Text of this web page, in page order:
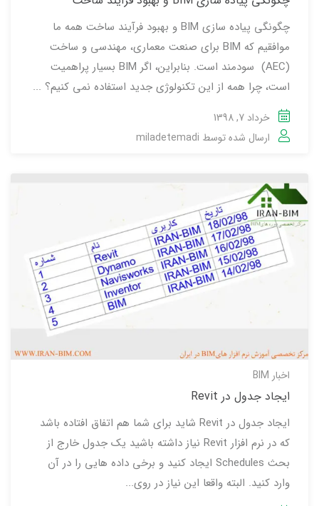
چگونگی پیاده سازی BIM و بهبود فرآیند ساخت همه ما
موافقیم که BIM برای صنعت معماری، مهندسی و ساخت
(AEC) سودمند است. بنابراین، اگر BIM بسیار پراهمیت
است، چرا همه از این تکنولوژی جدید استفاده نمی کنیم؟ ...
خرداد 7, 1398
ارسال شده توسط miladetemadi
اخبار BIM
ایجاد جدول در Revit
ایجاد جدول در Revit شاید برای شما هم اتفاق افتاده باشد
که در نرم افزار Revit نیاز داشته باشید یک جدول خارج از
بحث Schedules ایجاد کنید و برخی داده هایی را در آن
وارد کنید. البته واقعا این نیاز در روی...